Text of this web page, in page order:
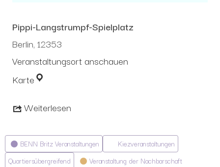
Pippi-Langstrumpf-Spielplatz
Berlin, 12353
Veranstaltungsort anschauen
Karte
Weiterlesen
Kategorien
BENN Britz Veranstaltungen
Kiezveranstaltungen
Quartiersübergreifend
Veranstaltung der Nachbarschaft